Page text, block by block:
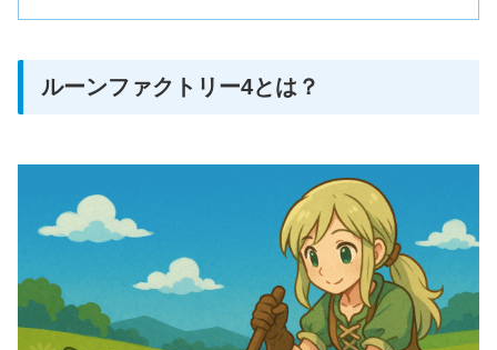
ルーンファクトリー4とは？